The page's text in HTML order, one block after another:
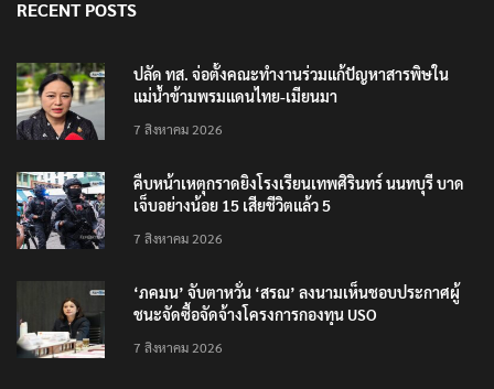
RECENT POSTS
ปลัด ทส. จ่อตั้งคณะทำงานร่วมแก้ปัญหาสารพิษใน
แม่น้ำข้ามพรมแดนไทย-เมียนมา
7 สิงหาคม 2026
คืบหน้าเหตุกราดยิงโรงเรียนเทพศิรินทร์ นนทบุรี บาด
เจ็บอย่างน้อย 15 เสียชีวิตแล้ว 5
7 สิงหาคม 2026
‘ภคมน’ จับตาหวั่น ‘สรณ’ ลงนามเห็นชอบประกาศผู้
ชนะจัดซื้อจัดจ้างโครงการกองทุน USO
7 สิงหาคม 2026